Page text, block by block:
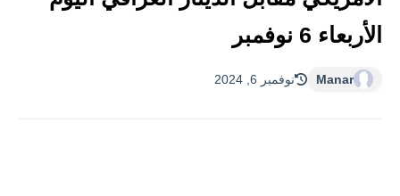
الأربعاء 6 نوفمبر
Manar نوفمبر 6, 2024